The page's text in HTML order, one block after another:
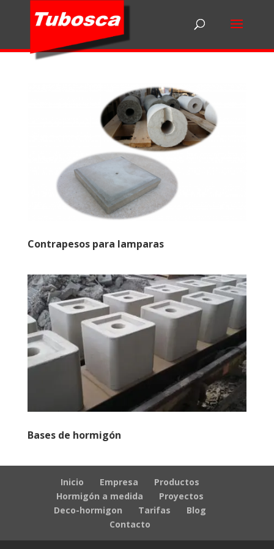
Contrapesos para lamparas
Bases de hormigón
Inicio Empresa
Productos
Hormigón a medida
Proyectos
Deco-hormigon
Tarifas
Blog
Contacto